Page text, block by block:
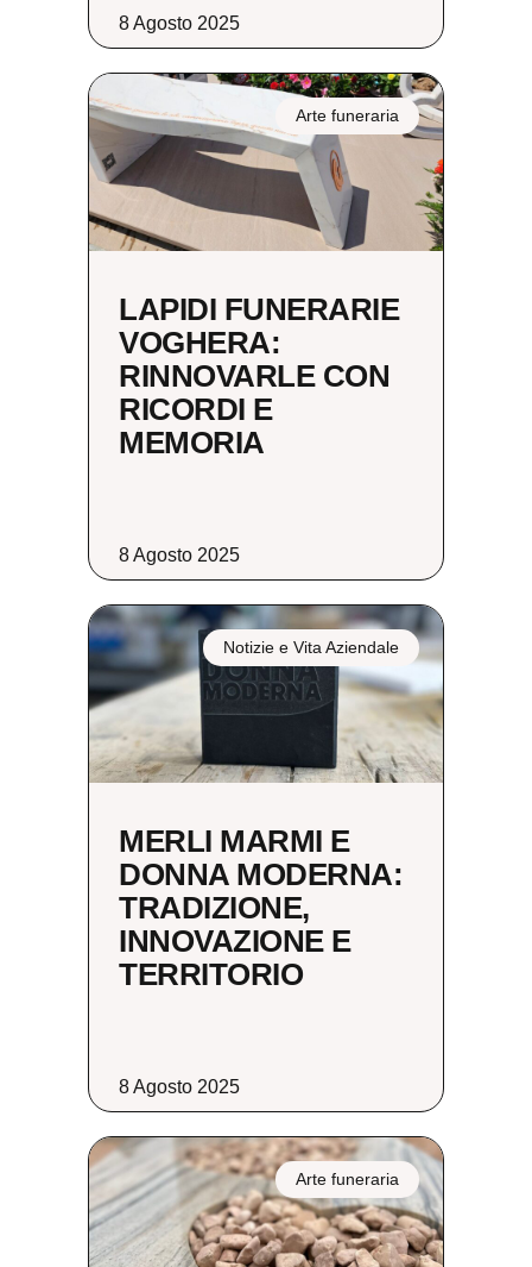
8 Agosto 2025
Arte funeraria
LAPIDI FUNERARIE
VOGHERA:
RINNOVARLE CON
RICORDI E
MEMORIA
8 Agosto 2025
Notizie e Vita Aziendale
MERLI MARMI E
DONNA MODERNA:
TRADIZIONE,
INNOVAZIONE E
TERRITORIO
8 Agosto 2025
Arte funeraria